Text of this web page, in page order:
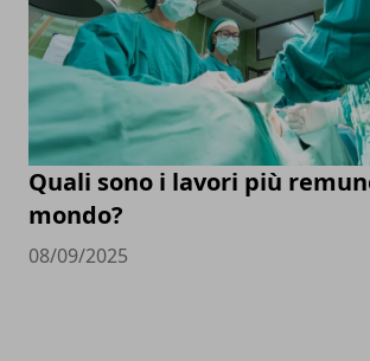
Quali sono i lavori più
mondo?
08/09/2025